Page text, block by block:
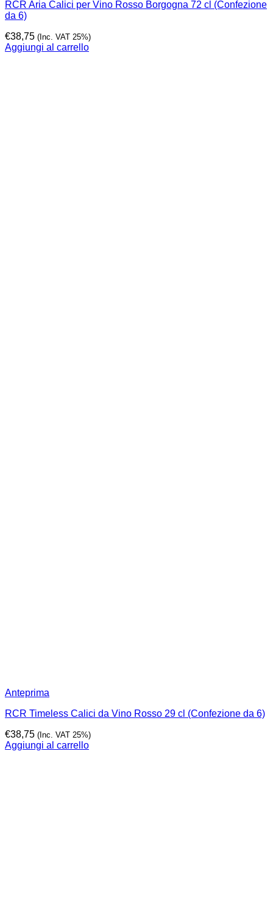
RCR Aria Calici per Vino Rosso Borgogna 72 cl (Confezione
da 6)
€38,75 (Inc. VAT 25%)
Aggiungi al carrello
Anteprima
RCR Timeless Calici da Vino Rosso 29 cl (Confezione da 6)
€38,75 (Inc. VAT 25%)
Aggiungi al carrello